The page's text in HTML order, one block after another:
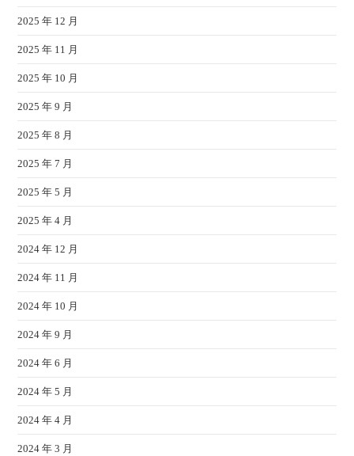
2025 年 12 月
2025 年 11 月
2025 年 10 月
2025 年 9 月
2025 年 8 月
2025 年 7 月
2025 年 5 月
2025 年 4 月
2024 年 12 月
2024 年 11 月
2024 年 10 月
2024 年 9 月
2024 年 6 月
2024 年 5 月
2024 年 4 月
2024 年 3 月